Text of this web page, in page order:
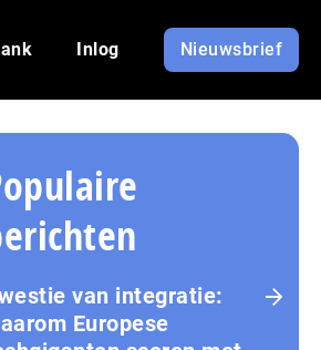
Inlog Nieuwsbrief
van integratie:
Europese